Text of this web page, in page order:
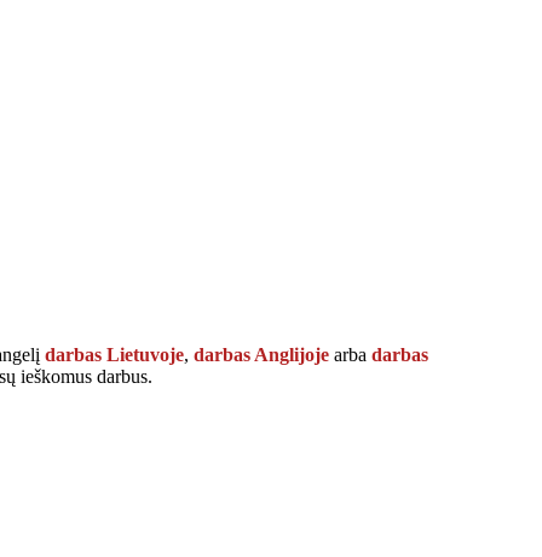
darbas Lietuvoje, darbas Anglijoje arba darbas
ieškomus darbus.